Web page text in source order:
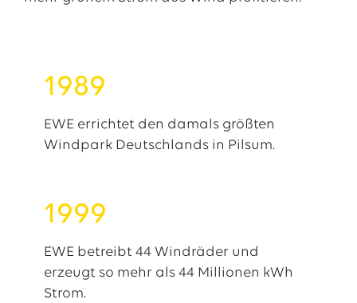
EWE errichtet den damals größten
Windpark Deutschlands in Pilsum.
1989
EWE betreibt 44 Windräder und
erzeugt so mehr als 44 Millionen kWh
Strom.
1999